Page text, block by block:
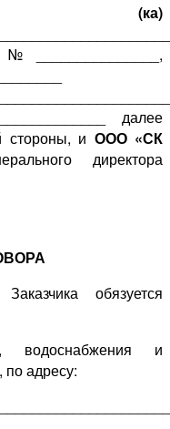
(ка)
№_______________,
далее
стороны, и ООО «СК
директора
обязуется
водоснабжения и
адресу: